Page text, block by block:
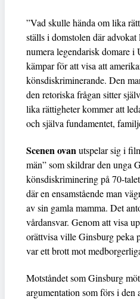
”Vad skulle hända om lika
ställs i domstolen där
numera legendarisk domare i
kämpar för att visa att
könsdiskriminerande. Den
den retoriska frågan sitter
lika rättigheter kommer att
och själva fundamentet,
Scenen ovan utspelar sig i
män” som skildrar den unga
könsdiskriminering på 70-
där en ensamstående man
av sin gamla mamma. Det
vårdansvar. Genom att visa
orättvisa ville Ginsburg peka
var ett brott mot
Motståndet som Ginsburg
argumentation som förs i den